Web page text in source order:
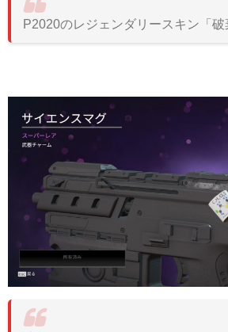
P2020のレジェンダリースキン「破